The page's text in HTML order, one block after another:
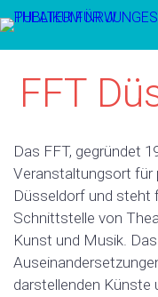
FFT
Das FFT, gegründet
Veranstaltungsort für
Düsseldorf und steht
Schnittstelle von
Kunst und Musik.
darstellenden Künste